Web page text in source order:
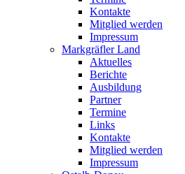
Kontakte
Mitglied werden
Impressum
Markgräfler Land
Aktuelles
Berichte
Ausbildung
Partner
Termine
Links
Kontakte
Mitglied werden
Impressum